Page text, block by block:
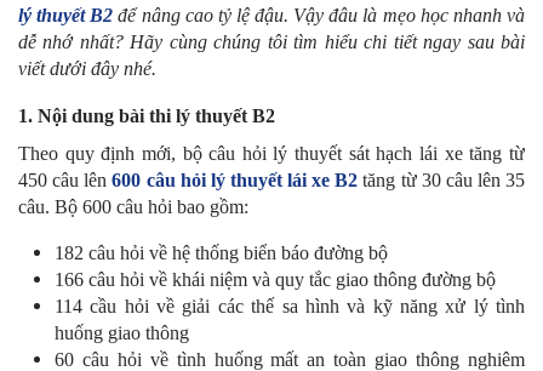
lý thuyết B2 để nâng cao tỷ lệ đậu. Vậy đâu là mẹo học nhanh và
dễ nhớ nhất? Hãy cùng chúng tôi tìm hiểu chi tiết ngay sau bài
viết dưới đây nhé.
1. Nội dung bài thi lý thuyết B2
Theo quy định mới, bộ câu hỏi lý thuyết sát hạch lái xe tăng từ
450 câu lên600 câu hỏi lý thuyết lái xe B2 tăng từ 30 câu lên 35
câu. Bộ 600 câu hỏi bao gồm:
182 câu hỏi về hệ thống biển báo đường bộ
166 câu hỏi về khái niệm và quy tắc giao thông đường bộ
114 cầu hỏi về giải các thế sa hình và kỹ năng xử lý tình
huống giao thông
60 câu hỏi về tình huống mất an toàn giao thông nghiêm